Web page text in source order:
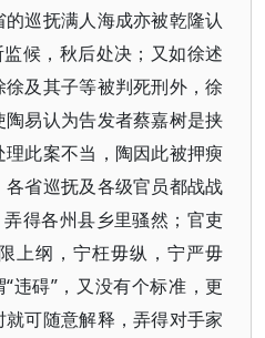
巡抚满人海成亦被乾隆认
候，秋后处决；又如徐述
及其子等被判死刑外，徐
易认为告发者蔡嘉树是挟
此案不当，陶因此被押瘐
省巡抚及各级官员都战战
得各州县乡里骚然；官吏
上纲，宁枉毋纵，宁严毋
违碍”，又没有个标准，更
可随意解释，弄得对手家